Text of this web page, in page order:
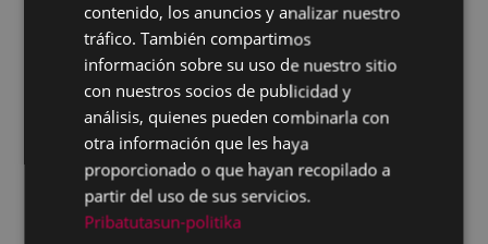
Presupuesto participativo 2018
Principios que inspiran el proceso del
presupuesto participativo
Liderazgo del proceso del presupuesto
participativo
¿Quién puede participar?
¿Cómo participar?
SPANISH
contenido, los anuncios y analizar nuestro
tráfico. También compartimos
información sobre su uso de nuestro sitio
con nuestros socios de publicidad y
análisis, quienes pueden combinarla con
otra información que les haya
proporcionado o que hayan recopilado a
partir del uso de sus servicios.
Pribatutasun-politika